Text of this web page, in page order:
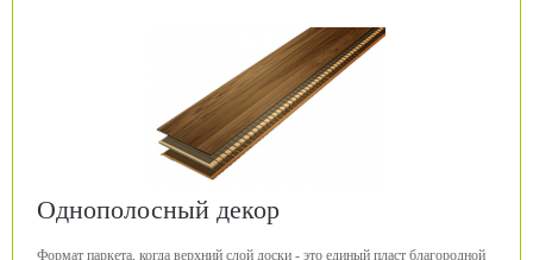
Однополосный декор
Формат паркета, когда верхний слой доски - это единый пласт благородной